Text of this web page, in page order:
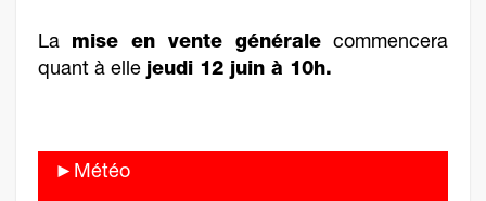
La mise en vente générale commencera
quant à elle jeudi 12 juin à 10h.
►Météo